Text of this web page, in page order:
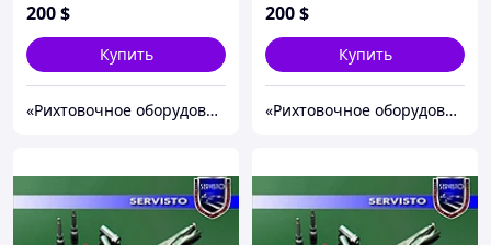
200$
Купить
«Рихтовочное оборудование»
200$
Купить
«Рихтовочное оборудование»